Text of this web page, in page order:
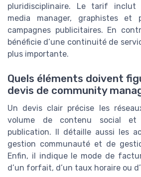
pluridisciplinaire. Le tarif inclut
media manager, graphistes et
campagnes publicitaires. En
bénéficie d’une continuité de
plus importante.
Quels éléments doivent
devis de community
Un devis clair précise les
volume de contenu social
publication. Il détaille aussi les
gestion communauté et de
Enfin, il indique le mode de
d’un forfait, d’un taux horaire ou